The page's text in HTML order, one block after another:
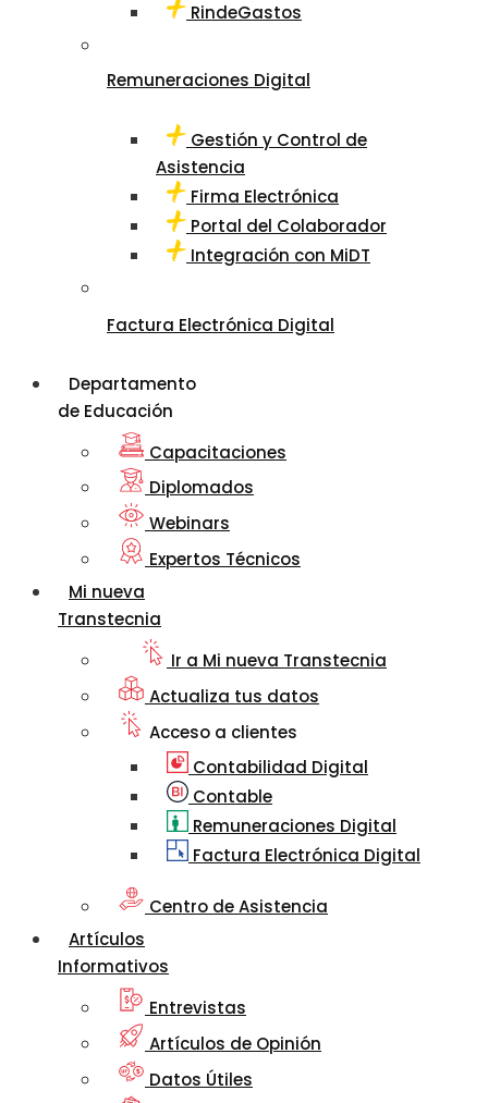
RindeGastos
Remuneraciones Digital
Gestión y Control de
Asistencia
Firma Electrónica
Portal del Colaborador
Integración con MiDT
Factura Electrónica Digital
Departamento
de Educación
Capacitaciones
Diplomados
Webinars
Expertos Técnicos
Mi nueva
Transtecnia
Ir a Mi nueva Transtecnia
Actualiza tus datos
Acceso a clientes
Contabilidad Digital
Contable
Remuneraciones Digital
Factura Electrónica Digital
Centro de Asistencia
Artículos
Informativos
Entrevistas
Artículos de Opinión
Datos Útiles